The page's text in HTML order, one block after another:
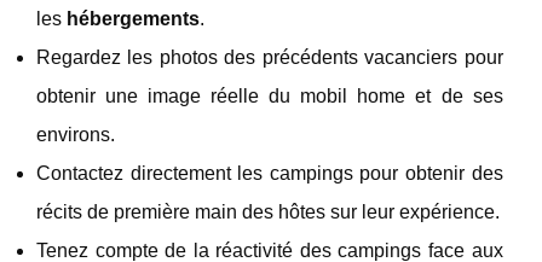
les hébergements.
Regardez les photos des précédents vacanciers pour
obtenir une image réelle du mobil home et de ses
environs.
Contactez directement les campings pour obtenir des
récits de première main des hôtes sur leur expérience.
Tenez compte de la réactivité des campings face aux